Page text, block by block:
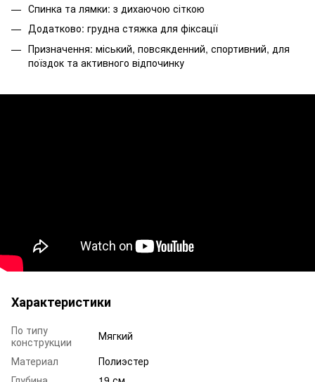
Спинка та лямки: з дихаючою сіткою
Додатково: грудна стяжка для фіксації
Призначення: міський, повсякденний, спортивний, для
поїздок та активного відпочинку
Характеристики
По типу
конструкции
Мягкий
Материал
Полиэстер